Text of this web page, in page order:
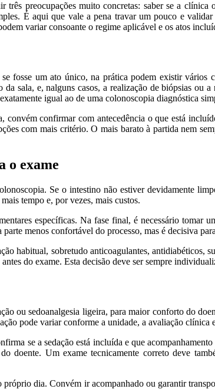
preocupações muito concretas: saber se a
É aqui que vale a pena travar um pouco e
variar consoante o regime aplicável e os atos
fosse um ato único, na prática podem existir vários
sala, e, nalguns casos, a realização de biópsias ou
igual ao de uma colonoscopia diagnóstica
confirmar com antecedência o que está
com mais critério. O mais barato à partida nem
o exame
Se o intestino não estiver devidamente
tempo e, por vezes, mais custos.
específicas. Na fase final, é necessário tomar
menos confortável do processo, mas é decisiva
habitual, sobretudo anticoagulantes, antidiabéticos,
do exame. Esta decisão deve ser sempre
ou sedoanalgesia ligeira, para maior conforto do
pode variar conforme a unidade, a avaliação clínica
se a sedação está incluída e que
doente. Um exame tecnicamente correto deve
dia. Convém ir acompanhado ou garantir